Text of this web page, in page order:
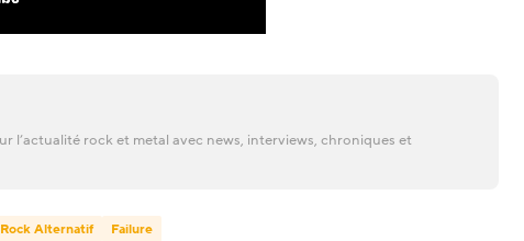
l’actualité rock et metal avec news, interviews, chroniques et
Rock Alternatif Failure